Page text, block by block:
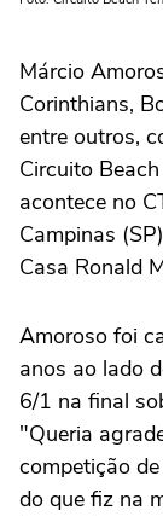
Márcio
Corinthians,
entre outros,
Circuito
acontece no
Campinas
Casa Ronald
Amoroso foi
anos ao lado
6/1 na final
"Queria
competição
do que fiz na